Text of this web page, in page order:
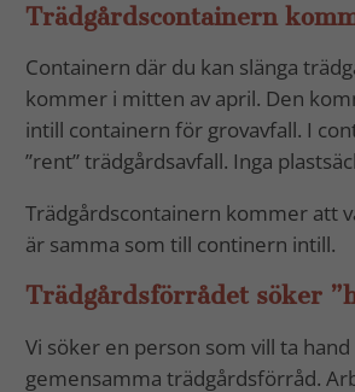
Trädgårdscontainern
Containern där du kan slänga
kommer i mitten av april. Den
intill containern för grovavfall. I
”rent” trädgårdsavfall. Inga
Trädgårdscontainern kommer att
är samma som till continern intill.
Trädgårdsförrådet söker
Vi söker en person som vill ta
gemensamma trädgårdsförråd.